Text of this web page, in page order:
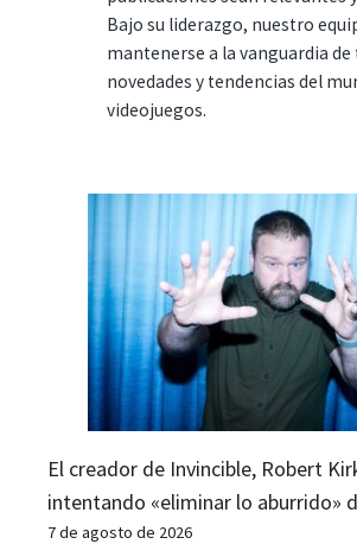
Bajo su liderazgo, nuestro
mantenerse a la vanguardia de
novedades y tendencias del
videojuegos.
El creador de Invincible, Robert
intentando «eliminar lo aburrido»
7 de agosto de 2026